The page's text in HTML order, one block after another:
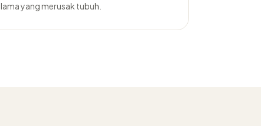
lama yang merusak tubuh.